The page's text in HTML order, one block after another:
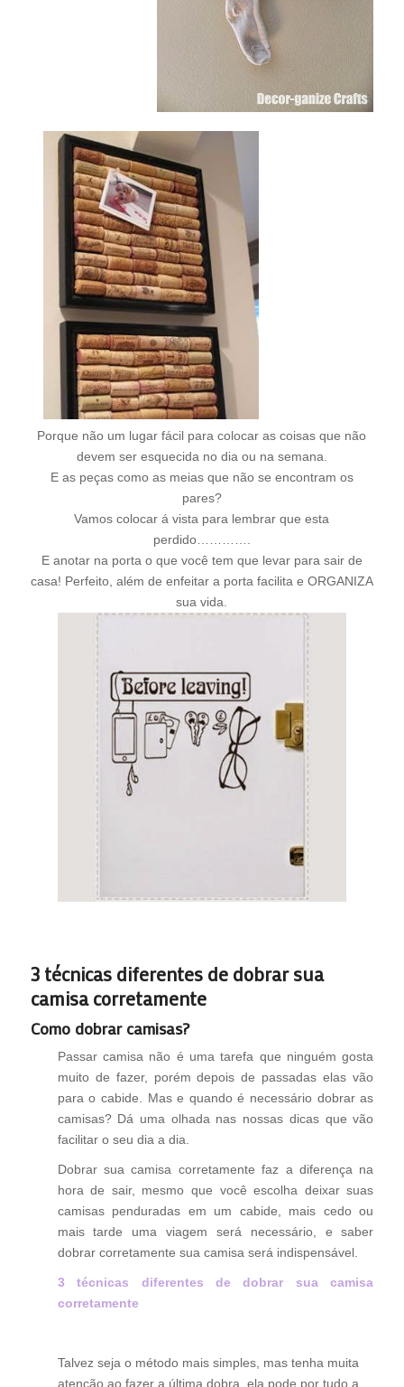
Porque não um lugar fácil para colocar as coisas que não
devem ser esquecida no dia ou na semana.
E as peças como as meias que não se encontram os
pares?
Vamos colocar á vista para lembrar que esta
perdido………….
E anotar na porta o que você tem que levar para sair de
casa! Perfeito, além de enfeitar a porta facilita e ORGANIZA
sua vida.
3 técnicas diferentes de dobrar sua
camisa corretamente
Como dobrar camisas?
Passar camisa não é uma tarefa que ninguém gosta
muito de fazer, porém depois de passadas elas vão
para o cabide. Mas e quando é necessário dobrar as
camisas? Dá uma olhada nas nossas dicas que vão
facilitar o seu dia a dia.
Dobrar sua camisa corretamente faz a diferença na
hora de sair, mesmo que você escolha deixar suas
camisas penduradas em um cabide, mais cedo ou
mais tarde uma viagem será necessário, e saber
dobrar corretamente sua camisa será indispensável.
3 técnicas diferentes de dobrar sua camisa
corretamente
Talvez seja o método mais simples, mas tenha muita
atenção ao fazer a última dobra, ela pode por tudo a